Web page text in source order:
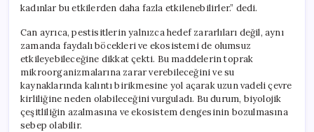
kadınlar bu etkilerden daha fazla etkilenebilirler.” dedi.
Can ayrıca, pestisitlerin yalnızca hedef zararlıları değil, aynı
zamanda faydalı böcekleri ve ekosistemi de olumsuz
etkileyebileceğine dikkat çekti. Bu maddelerin toprak
mikroorganizmalarına zarar verebileceğini ve su
kaynaklarında kalıntı birikmesine yol açarak uzun vadeli çevre
kirliliğine neden olabileceğini vurguladı. Bu durum, biyolojik
çeşitliliğin azalmasına ve ekosistem dengesinin bozulmasına
sebep olabilir.